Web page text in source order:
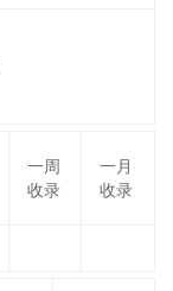
一周
收录
一月
收录